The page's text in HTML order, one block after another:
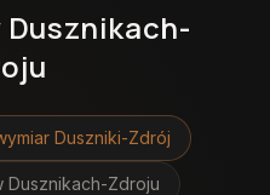
Dusznikach-
Duszniki-Zdrój
Dusznikach-Zdroju